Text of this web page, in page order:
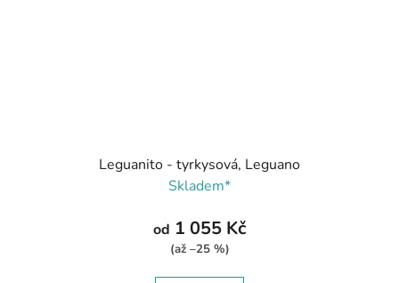
Leguanito - tyrkysová, Leguano
Skladem*
od 1 055 Kč
(až –25 %)